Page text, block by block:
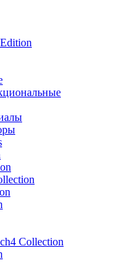
Collection